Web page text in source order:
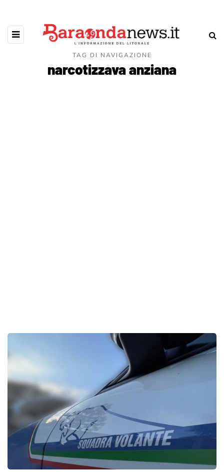
TAG DI NAVIGAZIONE
narcotizzava anziana